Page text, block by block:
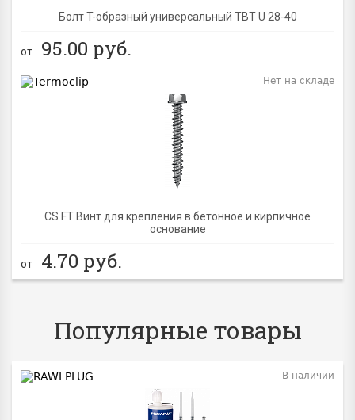
Болт T-образный универсальный TBТ U 28-40
от 95.00 руб.
CS FT Винт для крепления в бетонное и кирпичное
основание
Нет на складе
от 4.70 руб.
Популярные товары
В наличии